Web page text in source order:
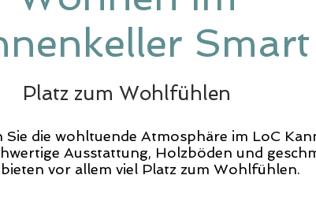
Platz zum Wohlfühlen
Sie die wohltuende Atmosphäre im LoC
Ausstattung, Holzböden und
vor allem viel Platz zum Wohlfühlen.